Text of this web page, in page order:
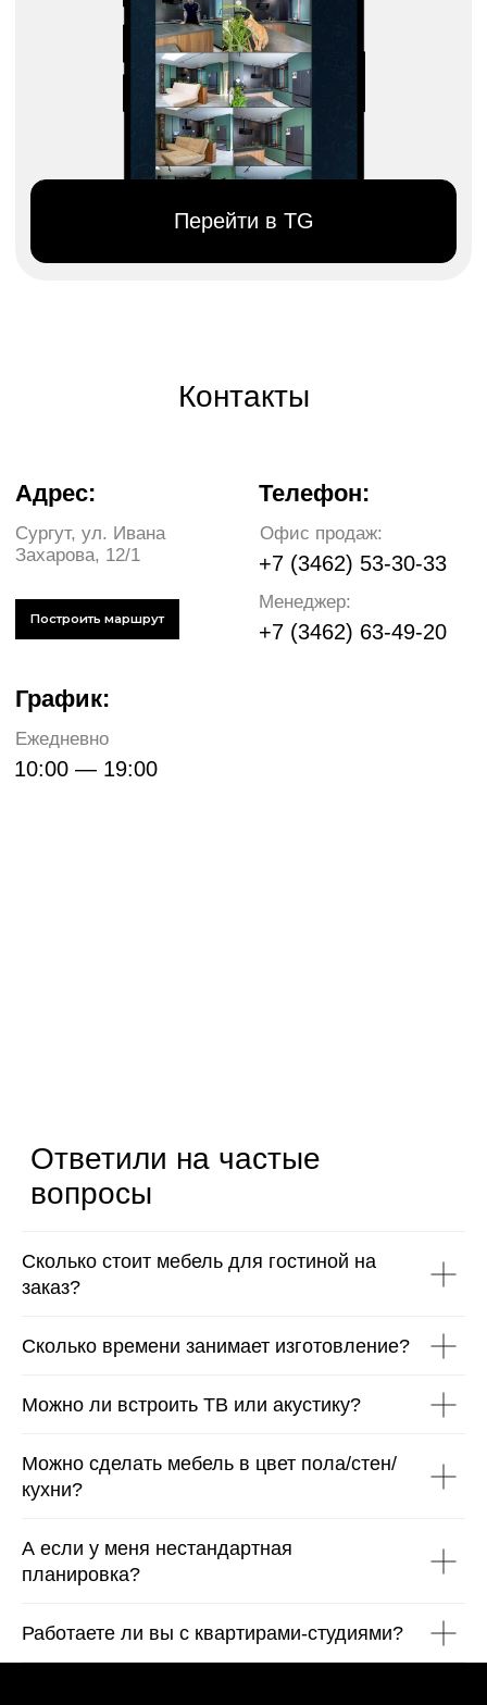
Сколько стоит мебель для гостиной на
заказ?
Сколько времени занимает изготовление?
Можно ли встроить ТВ или акустику?
Можно сделать мебель в цвет пола/стен/
кухни?
А если у меня нестандартная
планировка?
Работаете ли вы с квартирами-студиями?